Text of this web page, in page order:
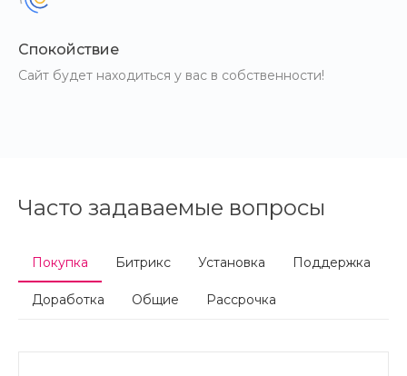
Спокойствие
Сайт будет находиться у вас в собственности!
Часто задаваемые вопросы
Покупка Битрикс Установка Поддержка
Доработка Общие Рассрочка